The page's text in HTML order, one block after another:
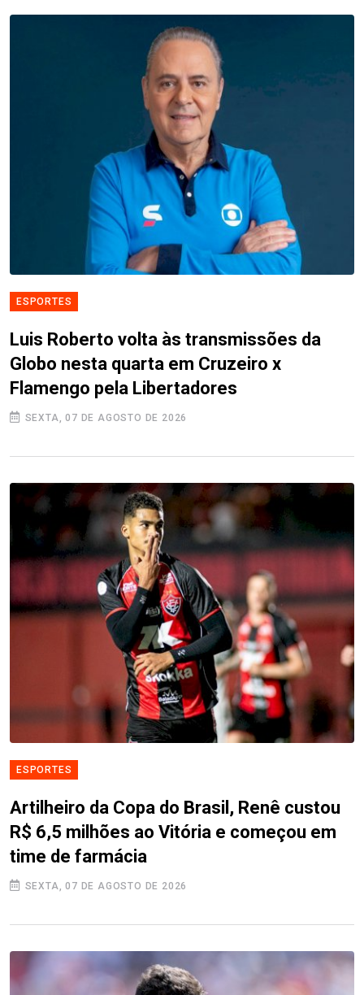
ESPORTES
Luis Roberto volta às transmissões da
Globo nesta quarta em Cruzeiro x
Flamengo pela Libertadores
SEXTA, 07 DE AGOSTO DE 2026
ESPORTES
Artilheiro da Copa do Brasil, Renê custou
R$ 6,5 milhões ao Vitória e começou em
time de farmácia
SEXTA, 07 DE AGOSTO DE 2026